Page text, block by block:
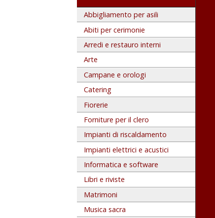
Abbigliamento per asili
Abiti per cerimonie
Arredi e restauro interni
Arte
Campane e orologi
Catering
Fiorerie
Forniture per il clero
Impianti di riscaldamento
Impianti elettrici e acustici
Informatica e software
Libri e riviste
Matrimoni
Musica sacra